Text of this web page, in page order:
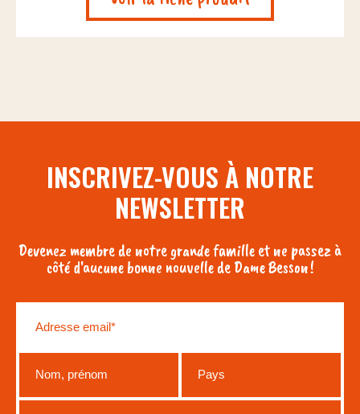
INSCRIVEZ-VOUS À NOTRE
NEWSLETTER
Devenez membre de notre grande famille et ne passez à
côté d'aucune bonne nouvelle de Dame Besson !